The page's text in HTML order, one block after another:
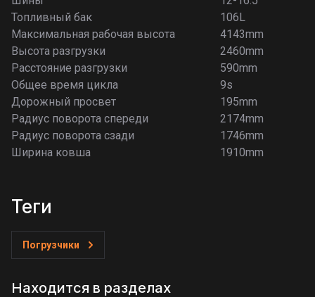
Топливный бак
106L
Максимальная рабочая высота
4143mm
Высота разгрузки
2460mm
Расстояние разгрузки
590mm
Общее время цикла
9s
Дорожный просвет
195mm
Радиус поворота спереди
2174mm
Радиус поворота сзади
1746mm
Ширина ковша
1910mm
теги
Погрузчики
Находится в разделах